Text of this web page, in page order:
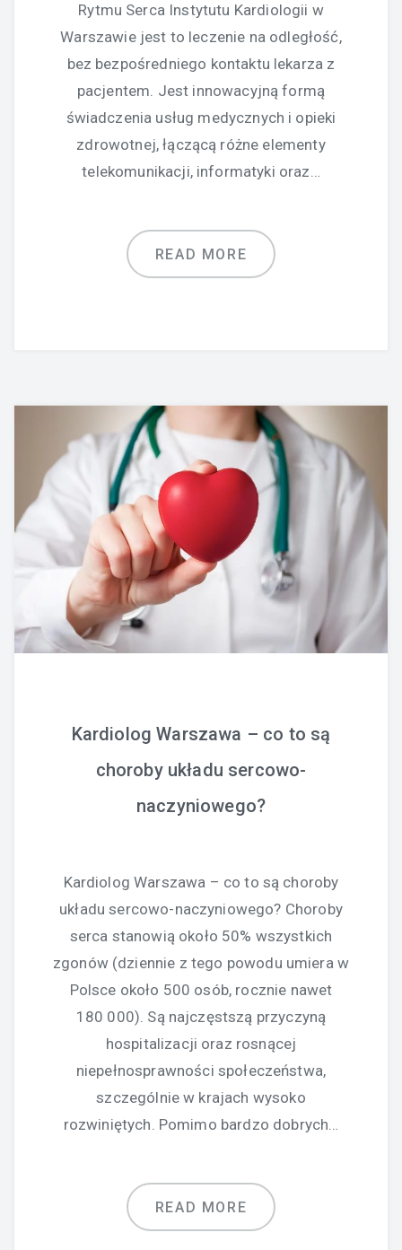
Rytmu Serca Instytutu Kardiologii w
Warszawie jest to leczenie na odległość,
bez bezpośredniego kontaktu lekarza z
pacjentem. Jest innowacyjną formą
świadczenia usług medycznych i opieki
zdrowotnej, łączącą różne elementy
telekomunikacji, informatyki oraz…
READ MORE
Kardiolog Warszawa – co to są
choroby układu sercowo-
naczyniowego?
Kardiolog Warszawa – co to są choroby
układu sercowo-naczyniowego? Choroby
serca stanowią około 50% wszystkich
zgonów (dziennie z tego powodu umiera w
Polsce około 500 osób, rocznie nawet
180 000). Są najczęstszą przyczyną
hospitalizacji oraz rosnącej
niepełnosprawności społeczeństwa,
szczególnie w krajach wysoko
rozwiniętych. Pomimo bardzo dobrych…
READ MORE